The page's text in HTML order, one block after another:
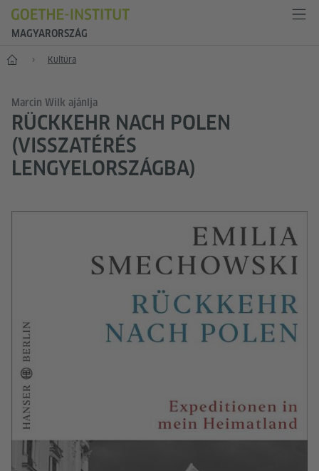
MAGYARORSZÁG
Főoldal Kultúra
Marcin Wilk ajánlja
RÜCKKEHR NACH POLEN
(VISSZATÉRÉS
LENGYELORSZÁGBA)